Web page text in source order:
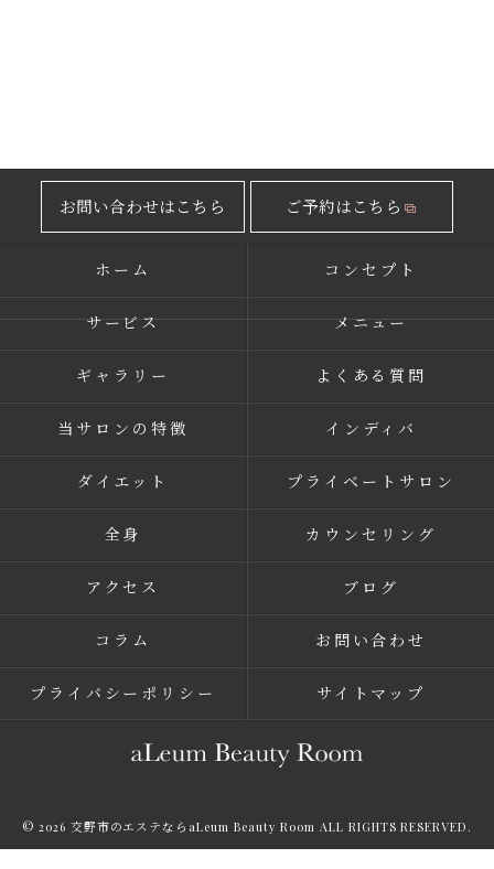
お問い合わせはこちら ご予約はこちら
ホーム コンセプト
サービス メニュー
ギャラリー よくある質問
当サロンの特徴 インディバ
ダイエット プライベートサロン
全身 カウンセリング
アクセス ブログ
コラム お問い合わせ
プライバシーポリシー サイトマップ
© 2026 交野市のエステならaLeum Beauty Room ALL RIGHTS RESERVED.